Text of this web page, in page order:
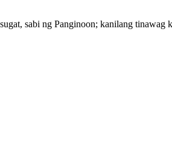
sabi ng Panginoon; kanilang tinawag